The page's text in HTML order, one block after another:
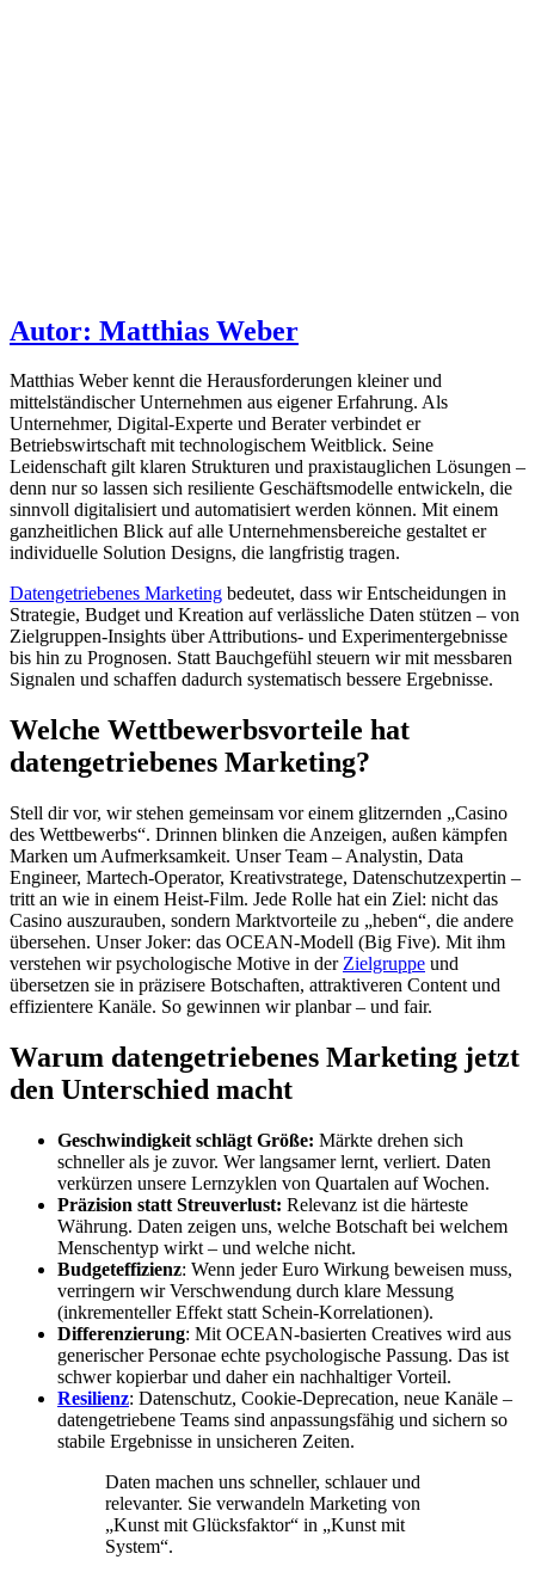
Autor: Matthias Weber
Matthias Weber kennt die Herausforderungen kleiner und
mittelständischer Unternehmen aus eigener Erfahrung. Als
Unternehmer, Digital-Experte und Berater verbindet er
Betriebswirtschaft mit technologischem Weitblick. Seine
Leidenschaft gilt klaren Strukturen und praxistauglichen Lösungen –
denn nur so lassen sich resiliente Geschäftsmodelle entwickeln, die
sinnvoll digitalisiert und automatisiert werden können. Mit einem
ganzheitlichen Blick auf alle Unternehmensbereiche gestaltet er
individuelle Solution Designs, die langfristig tragen.
Datengetriebenes Marketing bedeutet, dass wir Entscheidungen in
Strategie, Budget und Kreation auf verlässliche Daten stützen – von
Zielgruppen-Insights über Attributions- und Experimentergebnisse
bis hin zu Prognosen. Statt Bauchgefühl steuern wir mit messbaren
Signalen und schaffen dadurch systematisch bessere Ergebnisse.
Welche Wettbewerbsvorteile hat
datengetriebenes Marketing?
Stell dir vor, wir stehen gemeinsam vor einem glitzernden „Casino
des Wettbewerbs“. Drinnen blinken die Anzeigen, außen kämpfen
Marken um Aufmerksamkeit. Unser Team – Analystin, Data
Engineer, Martech-Operator, Kreativstratege, Datenschutzexpertin –
tritt an wie in einem Heist-Film. Jede Rolle hat ein Ziel: nicht das
Casino auszurauben, sondern Marktvorteile zu „heben“, die andere
übersehen. Unser Joker: das OCEAN-Modell (Big Five). Mit ihm
verstehen wir psychologische Motive in der Zielgruppe und
übersetzen sie in präzisere Botschaften, attraktiveren Content und
effizientere Kanäle. So gewinnen wir planbar – und fair.
Warum datengetriebenes Marketing jetzt
den Unterschied macht
Geschwindigkeit schlägt Größe: Märkte drehen sich
schneller als je zuvor. Wer langsamer lernt, verliert. Daten
verkürzen unsere Lernzyklen von Quartalen auf Wochen.
Präzision statt Streuverlust: Relevanz ist die härteste
Währung. Daten zeigen uns, welche Botschaft bei welchem
Menschentyp wirkt – und welche nicht.
Budgeteffizienz: Wenn jeder Euro Wirkung beweisen muss,
verringern wir Verschwendung durch klare Messung
(inkrementeller Effekt statt Schein-Korrelationen).
Differenzierung: Mit OCEAN-basierten Creatives wird aus
generischer Personae echte psychologische Passung. Das ist
schwer kopierbar und daher ein nachhaltiger Vorteil.
Resilienz: Datenschutz, Cookie-Deprecation, neue Kanäle –
datengetriebene Teams sind anpassungsfähig und sichern so
stabile Ergebnisse in unsicheren Zeiten.
Daten machen uns schneller, schlauer und
relevanter. Sie verwandeln Marketing von
„Kunst mit Glücksfaktor“ in „Kunst mit
System“.